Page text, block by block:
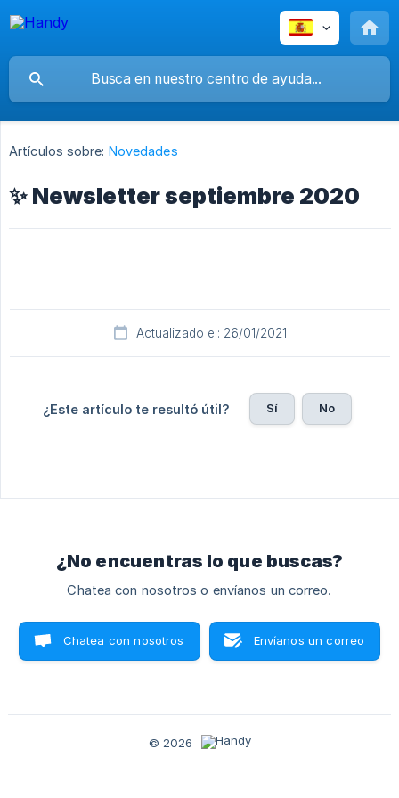
Artículos sobre: Novedades
✨ Newsletter septiembre 2020
Actualizado el: 26/01/2021
¿Este artículo te resultó útil? Sí No
¿No encuentras lo que buscas?
Chatea con nosotros o envíanos un correo.
Chatea con nosotros Envíanos un correo
© 2026